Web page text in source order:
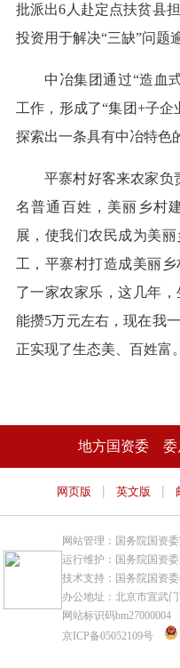
批派出6人赴定点扶贫县
投资用于解决“三缺”问题
中冶集团通过“造血
工作，形成了“集团+子企
探索出一条具有中冶特色
平寨村好客来农家负
名普通百姓，美丽乡村
展，使我们农民成为美
工，平寨村打造成美丽
了一家农家乐，这几年
能攒5万元左右，现在我
正实现了生态美、百姓富
地方国资委 委
网页版 | 英文版 |
网站管理：国务院国资
运行维护：国务院国资
技术支持：国务院国资
办公地址：北京市宣武
网站标识码bm27000004
京ICP备05052109号